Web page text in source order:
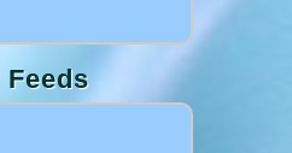
Feeds